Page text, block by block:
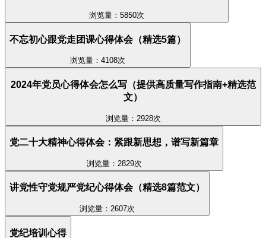
浏览量：5850次
不忘初心跟党走团课心得体会（精选5篇）
浏览量：4108次
2024年党员心得体会怎么写（提供高质量写作指南+精选范
文）
浏览量：2928次
党二十大精神心得体会：紧跟新思想，谱写新篇章
浏览量：2829次
讲党性守党规严党纪心得体会（精选8篇范文）
浏览量：2607次
党纪培训心得